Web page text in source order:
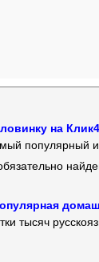
на
популярный и
тысяч